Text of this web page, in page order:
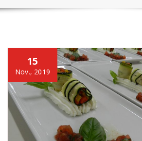
15
Nov., 2019